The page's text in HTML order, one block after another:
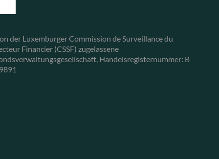
der Luxemburger Commission de Surveillance du
Financier (CSSF) zugelassene
Handelsregisternummer: B